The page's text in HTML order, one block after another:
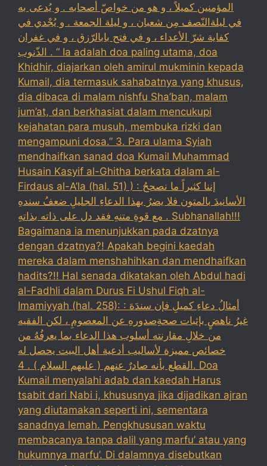
المؤمنين كميلاً ، و هو من خواصّ أصحابه . و يُدعى به
في ليلةالنّصف مِن شعبان ، و ليلة الجمعة . و يُجْدي في
كفاية شرّ الأعداء ، و في فتح بابالرّزق ، و في غفران
الذّنوب . “ Ia adalah doa paling utama, doa
Khidhir, diajarkan oleh amirul mukminin kepada
Kumail, dia termasuk sahabatnya yang khusus,
dia dibaca di malam nishfu Sha’ban, malam
jum’at, dan berkhasiat dalam mencukupi
kejahatan para musuh, membuka rizki dan
mengampuni dosa.” 3. Para ulama Syiah
mendhaifkan sanad doa Kumail Muhammad
Husain Kasyif al-Ghitha berkata dalam al-
Firdaus al-A’la (hal. 51) ) : إننا كثيراً ما نصححُ
الأسانيدَ بالمتون فلا يضرُ بهذا الدعاءِ الجليلِ ضعفُ سندهِ
مع قوةِ متنهِ فقد دل على ذاته بذاتهِ . Subhanallah!!!
Bagaimana ia menunjukkan pada dzatnya
dengan dzatnya?! Apakah begini kaedah
mereka dalam menshahihkan dan mendhaifkan
hadits?!! Hal senada dikatakan oleh Abdul hadi
al-Fadhli dalam Durus Fi Ushul Fiqh al-
Imamiyyah (hal. 258): : أمثالُ دعاءِ كميلِ فإن سندَهَ
غيرُ ناهضٍ بإثبات صحةِصدورهِ عن المعصومِ ، لكن الفقيه
من خلالِ مقارنته أسلوب هذا الدعاء بما يعرفُهُ من
خصائص مميزة لأساليب أدعية أهل البيت يحصل له
القطع بأنه صادرٌ عنهم ( عليهم السلام ) . 4. Doa
Kumail menyalahi adab dan kaedah Harus
tsabit dari Nabi i, khususnya jika dijadikan ajran
yang diutamakan seperti ini, sementara
sanadnya lemah. Pengkhususan waktu
membacanya tanpa dalil yang marfu’ atau yang
hukumnya marfu’. Di dalamnya disebutkan